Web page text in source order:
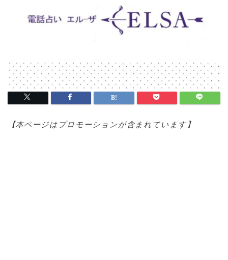
【本ページはプロモーションが含まれています】